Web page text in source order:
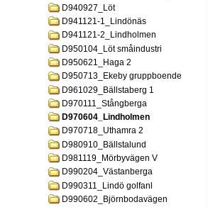
D940927_Löt
D941121-1_Lindönäs
D941121-2_Lindholmen
D950104_Löt småindustri
D950621_Haga 2
D950713_Ekeby gruppboende
D961029_Bällstaberg 1
D970111_Stångberga
D970604_Lindholmen
D970718_Uthamra 2
D980910_Bällstalund
D981119_Mörbyvägen V
D990204_Västanberga
D990311_Lindö golfanl
D990602_Björnbodavägen